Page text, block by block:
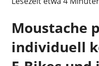
Moustache
individuell